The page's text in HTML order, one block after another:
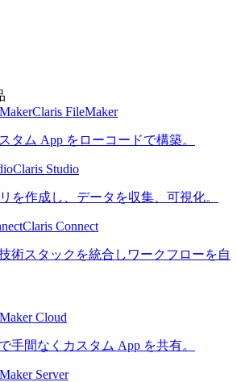
Claris FileMaker
タム App をローコードで構築。
Claris Studio
を作成し、データを収集、可視化。
Claris Connect
術スタックを統合しワークフローを自
Cloud
手間なくカスタム App を共有。
Server